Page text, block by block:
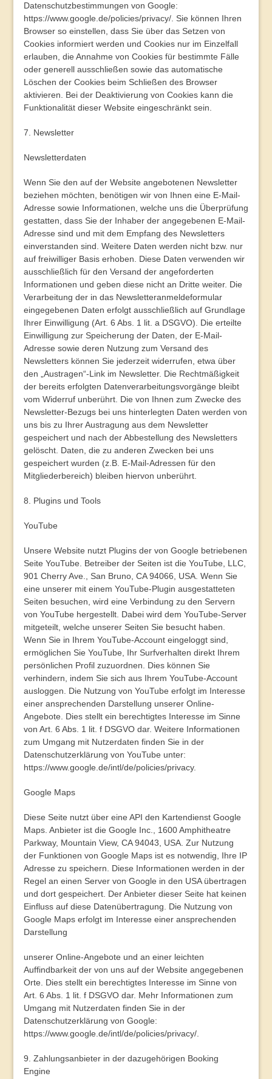
Datenschutzbestimmungen von Google:
https://www.google.de/policies/privacy/. Sie können Ihren
Browser so einstellen, dass Sie über das Setzen von
Cookies informiert werden und Cookies nur im Einzelfall
erlauben, die Annahme von Cookies für bestimmte Fälle
oder generell ausschließen sowie das automatische
Löschen der Cookies beim Schließen des Browser
aktivieren. Bei der Deaktivierung von Cookies kann die
Funktionalität dieser Website eingeschränkt sein.
7. Newsletter
Newsletterdaten
Wenn Sie den auf der Website angebotenen Newsletter
beziehen möchten, benötigen wir von Ihnen eine E-Mail-
Adresse sowie Informationen, welche uns die Überprüfung
gestatten, dass Sie der Inhaber der angegebenen E-Mail-
Adresse sind und mit dem Empfang des Newsletters
einverstanden sind. Weitere Daten werden nicht bzw. nur
auf freiwilliger Basis erhoben. Diese Daten verwenden wir
ausschließlich für den Versand der angeforderten
Informationen und geben diese nicht an Dritte weiter. Die
Verarbeitung der in das Newsletteranmeldeformular
eingegebenen Daten erfolgt ausschließlich auf Grundlage
Ihrer Einwilligung (Art. 6 Abs. 1 lit. a DSGVO). Die erteilte
Einwilligung zur Speicherung der Daten, der E-Mail-
Adresse sowie deren Nutzung zum Versand des
Newsletters können Sie jederzeit widerrufen, etwa über
den „Austragen“-Link im Newsletter. Die Rechtmäßigkeit
der bereits erfolgten Datenverarbeitungsvorgänge bleibt
vom Widerruf unberührt. Die von Ihnen zum Zwecke des
Newsletter-Bezugs bei uns hinterlegten Daten werden von
uns bis zu Ihrer Austragung aus dem Newsletter
gespeichert und nach der Abbestellung des Newsletters
gelöscht. Daten, die zu anderen Zwecken bei uns
gespeichert wurden (z.B. E-Mail-Adressen für den
Mitgliederbereich) bleiben hiervon unberührt.
8. Plugins und Tools
YouTube
Unsere Website nutzt Plugins der von Google betriebenen
Seite YouTube. Betreiber der Seiten ist die YouTube, LLC,
901 Cherry Ave., San Bruno, CA 94066, USA. Wenn Sie
eine unserer mit einem YouTube-Plugin ausgestatteten
Seiten besuchen, wird eine Verbindung zu den Servern
von YouTube hergestellt. Dabei wird dem YouTube-Server
mitgeteilt, welche unserer Seiten Sie besucht haben.
Wenn Sie in Ihrem YouTube-Account eingeloggt sind,
ermöglichen Sie YouTube, Ihr Surfverhalten direkt Ihrem
persönlichen Profil zuzuordnen. Dies können Sie
verhindern, indem Sie sich aus Ihrem YouTube-Account
ausloggen. Die Nutzung von YouTube erfolgt im Interesse
einer ansprechenden Darstellung unserer Online-
Angebote. Dies stellt ein berechtigtes Interesse im Sinne
von Art. 6 Abs. 1 lit. f DSGVO dar. Weitere Informationen
zum Umgang mit Nutzerdaten finden Sie in der
Datenschutzerklärung von YouTube unter:
https://www.google.de/intl/de/policies/privacy.
Google Maps
Diese Seite nutzt über eine API den Kartendienst Google
Maps. Anbieter ist die Google Inc., 1600 Amphitheatre
Parkway, Mountain View, CA 94043, USA. Zur Nutzung
der Funktionen von Google Maps ist es notwendig, Ihre IP
Adresse zu speichern. Diese Informationen werden in der
Regel an einen Server von Google in den USA übertragen
und dort gespeichert. Der Anbieter dieser Seite hat keinen
Einfluss auf diese Datenübertragung. Die Nutzung von
Google Maps erfolgt im Interesse einer ansprechenden
Darstellung
unserer Online-Angebote und an einer leichten
Auffindbarkeit der von uns auf der Website angegebenen
Orte. Dies stellt ein berechtigtes Interesse im Sinne von
Art. 6 Abs. 1 lit. f DSGVO dar. Mehr Informationen zum
Umgang mit Nutzerdaten finden Sie in der
Datenschutzerklärung von Google:
https://www.google.de/intl/de/policies/privacy/.
9. Zahlungsanbieter in der dazugehörigen Booking
Engine